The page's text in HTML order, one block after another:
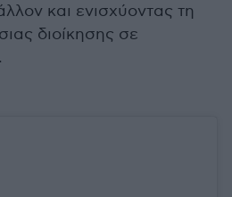
και ενισχύοντας τη
διοίκησης σε